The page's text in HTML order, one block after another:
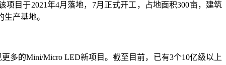
目于2021年4月落地，7月正式开工，占地面积300亩，建筑
产基地。
多的Mini/Micro LED新项目。截至目前，已有3个10亿级以上